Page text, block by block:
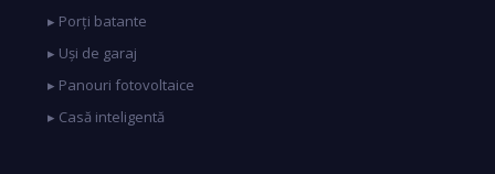
▸ Porți batante
▸ Uși de garaj
▸ Panouri fotovoltaice
▸ Casă inteligentă